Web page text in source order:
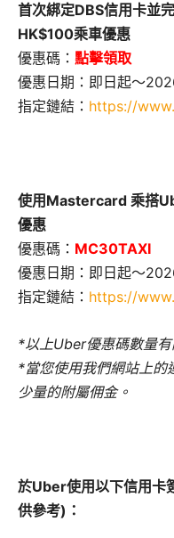
首次綁定DBS信用卡並
HK$100乘車優惠
優惠碼： 點擊領取
優惠日期：即日起～
指定鏈結： https://
使用Mastercard 乘搭
優惠
優惠碼： MC30TAXI
優惠日期：即日起～
指定鏈結： https://
*以上Uber優惠碼數量
*當您使用我們網站上的
少量的附屬佣金。
於Uber使用以下信用卡
供參考)：